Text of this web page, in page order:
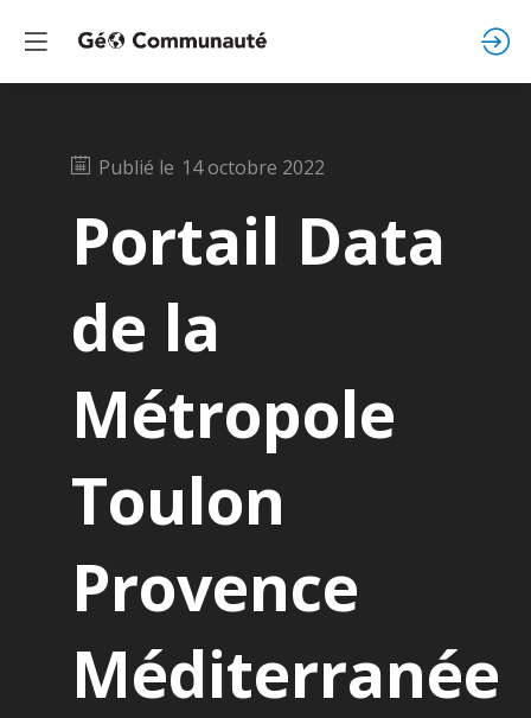
Publié le 14 octobre 2022
Portail Data
de la
Métropole
Toulon
Provence
Méditerranée